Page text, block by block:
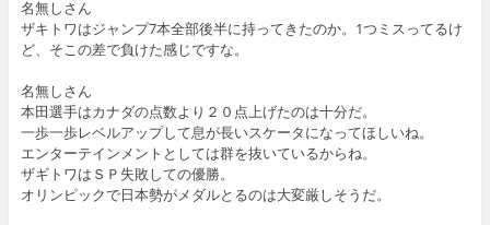
名無しさん
ザキトワはジャンプ7本全部後半に持ってきたのか。1つミスってるけ
ど、そこの差で負けた感じですな。
名無しさん
本田選手はカナダの点数より２０点上げたのは十分だ。
一歩一歩レベルアップして息が長いスケータになってほしいね。
エンターテインメントとしては群を抜いているからね。
ザギトワはＳＰ失敗しての優勝。
オリンピックで日本勢がメダルとるのは大変厳しそうだ。